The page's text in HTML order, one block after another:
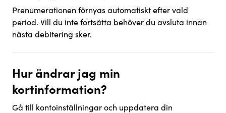
Prenumerationen förnyas automatiskt efter vald
period. Vill du inte fortsätta behöver du avsluta innan
nästa debitering sker.
Hur ändrar jag min
kortinformation?
Gå till kontoinställningar och uppdatera din